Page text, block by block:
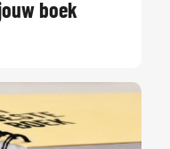
boek